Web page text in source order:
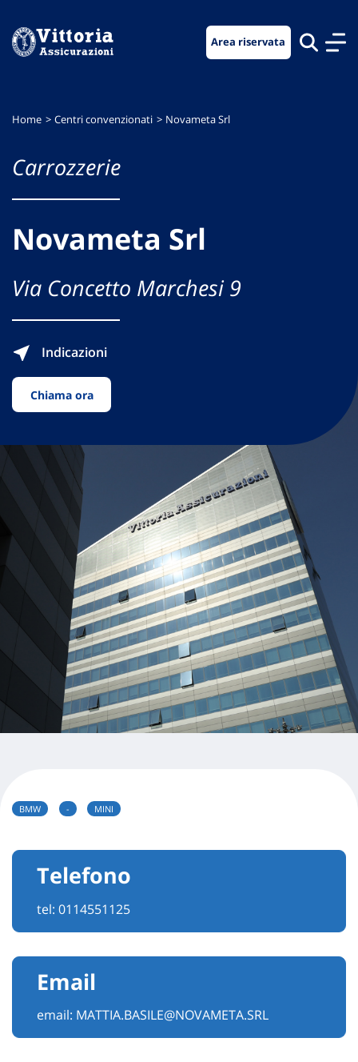
menu
contenuto
footer
Area riservata
Home Centri convenzionati Novameta Srl
Carrozzerie
Novameta Srl
Via Concetto Marchesi 9
Indicazioni
Chiama ora
BMW - MINI
Telefono
tel: 0114551125
Email
email: MATTIA.BASILE@NOVAMETA.SRL